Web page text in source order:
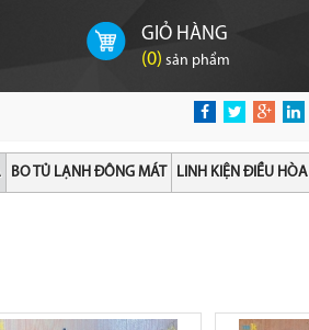
GIỎ HÀNG
(0) sản phẩm
BO TỦ LẠNH ĐÔNG MÁT LINH KIỆN ĐIỀU HÒA